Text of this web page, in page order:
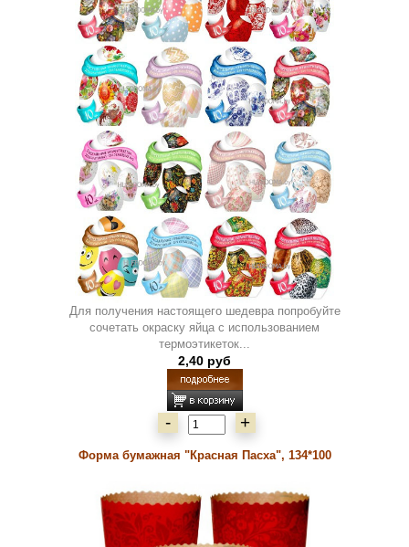
Для получения настоящего шедевра попробуйте
сочетать окраску яйца с использованием
термоэтикеток...
2,40 руб
- +
Форма бумажная "Красная Пасха", 134*100